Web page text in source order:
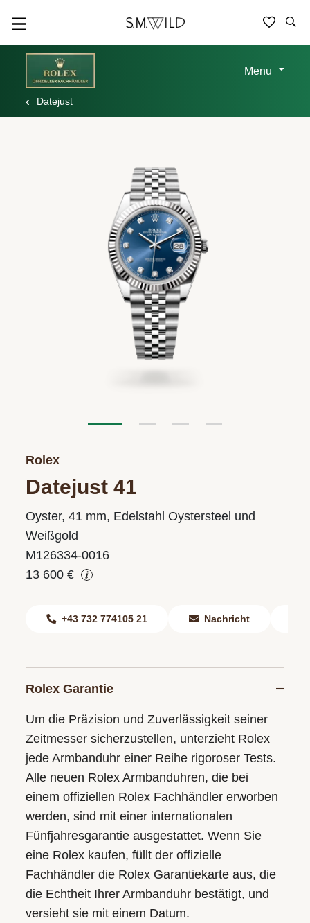
Menu
Datejust
Rolex
Datejust 41
Oyster, 41 mm, Edelstahl Oystersteel und
Weißgold
M126334-0016
13 600 €
+43 732 774105 21 Nachricht
Rolex Garantie
Um die Präzision und Zuverlässigkeit seiner
Zeitmesser sicherzustellen, unterzieht Rolex
jede Armbanduhr einer Reihe rigoroser Tests.
Alle neuen Rolex Armbanduhren, die bei
einem offiziellen Rolex Fachhändler erworben
werden, sind mit einer internationalen
Fünfjahresgarantie ausgestattet. Wenn Sie
eine Rolex kaufen, füllt der offizielle
Fachhändler die Rolex Garantiekarte aus, die
die Echtheit Ihrer Armbanduhr bestätigt, und
versieht sie mit einem Datum.